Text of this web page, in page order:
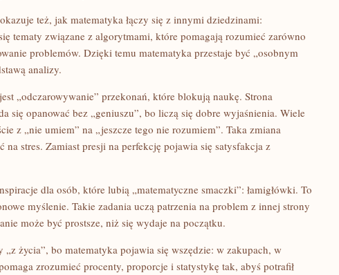
też, jak matematyka łączy się z innymi dziedzinami:
tematy związane z algorytmami, które pomagają rozumieć zarówno
problemów. Dzięki temu matematyka przestaje być „osobnym
analizy.
„odczarowywanie” przekonań, które blokują naukę. Strona
się opanować bez „geniuszu”, bo liczą się dobre wyjaśnienia. Wiele
z „nie umiem” na „jeszcze tego nie rozumiem”. Taka zmiana
na stres. Zamiast presji na perfekcję pojawia się satysfakcja z
dla osób, które lubią „matematyczne smaczki”: łamigłówki. To
myślenie. Takie zadania uczą patrzenia na problem z innej strony
może być prostsze, niż się wydaje na początku.
„z życia”, bo matematyka pojawia się wszędzie: w zakupach, w
zrozumieć procenty, proporcje i statystykę tak, abyś potrafił